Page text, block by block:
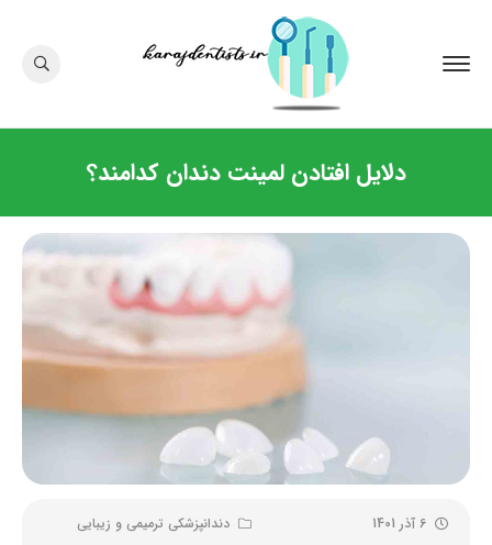
دلایل افتادن لمینت دندان کدامند؟
6 آذر 1401
دندانپزشکی ترمیمی و زیبایی